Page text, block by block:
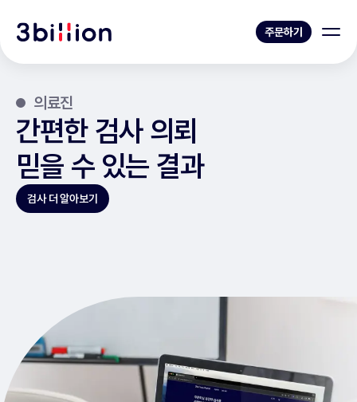
주문하기
의료진
간편한 검사 의뢰
믿을 수 있는 결과
검사 더 알아보기